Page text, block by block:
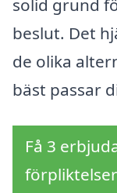
solid grund
beslut. Det
de olika
bäst passar
Få 3
förpliktelser